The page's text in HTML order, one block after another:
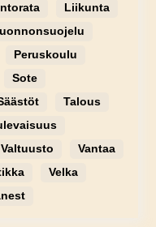
Liikunta
Peruskoulu
Sote
Talous
Valtuusto
Vantaa
Velka